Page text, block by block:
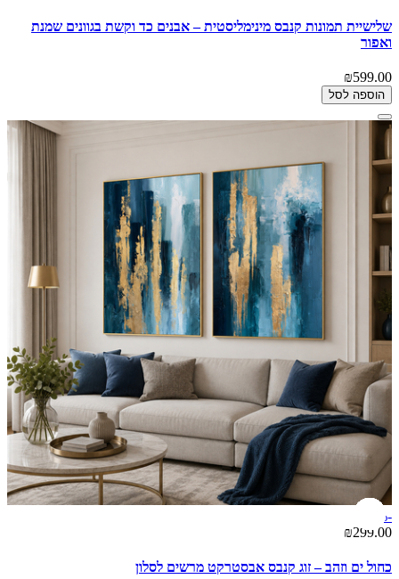
שלישיית תמונות קנבס מינימליסטית – אבנים כד וקשת בגוונים שמנת
ואפור
₪599.00
הוספה לסל
-15%
₪299.00
כחול ים וזהב – זוג קנבס אבסטרקט מרשים לסלון